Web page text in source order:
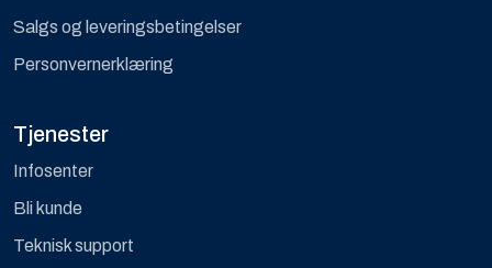
Salgs og leveringsbetingelser
Personvernerklæring
Tjenester
Infosenter
Bli kunde
Teknisk support